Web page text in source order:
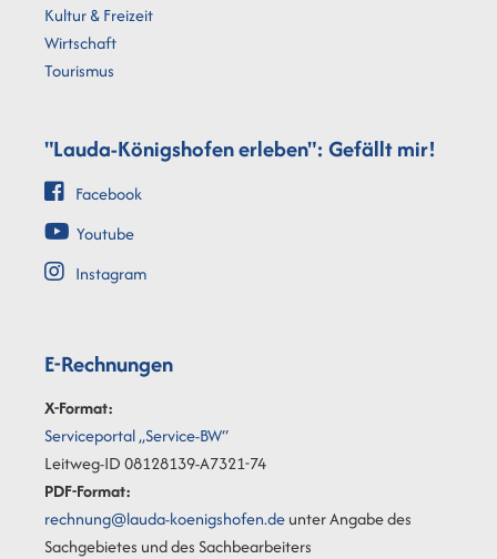
Kultur & Freizeit
Wirtschaft
Tourismus
"Lauda-Königshofen erleben": Gefällt mir!
Facebook
Youtube
Instagram
E-Rechnungen
X-Format:
Serviceportal „Service-BW“
Leitweg-ID 08128139-A7321-74
PDF-Format:
rechnung@lauda-koenigshofen.deunter Angabe des
Sachgebietes und des Sachbearbeiters